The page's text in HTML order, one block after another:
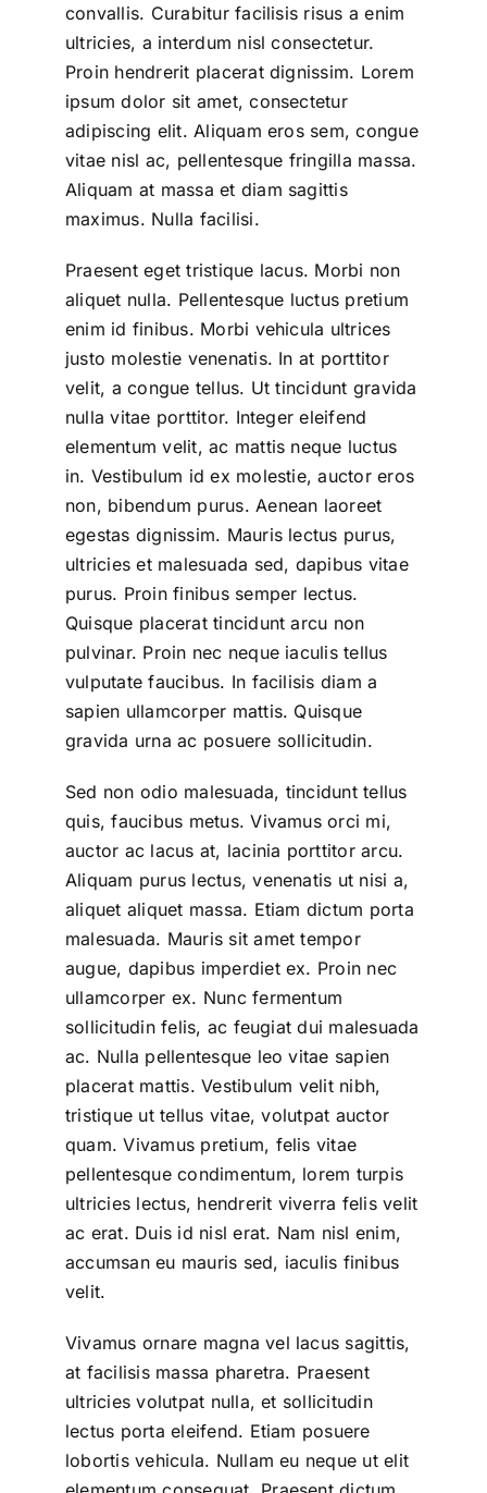
convallis. Curabitur facilisis risus a enim
ultricies, a interdum nisl consectetur.
Proin hendrerit placerat dignissim. Lorem
ipsum dolor sit amet, consectetur
adipiscing elit. Aliquam eros sem, congue
vitae nisl ac, pellentesque fringilla massa.
Aliquam at massa et diam sagittis
maximus. Nulla facilisi.
Praesent eget tristique lacus. Morbi non
aliquet nulla. Pellentesque luctus pretium
enim id finibus. Morbi vehicula ultrices
justo molestie venenatis. In at porttitor
velit, a congue tellus. Ut tincidunt gravida
nulla vitae porttitor. Integer eleifend
elementum velit, ac mattis neque luctus
in. Vestibulum id ex molestie, auctor eros
non, bibendum purus. Aenean laoreet
egestas dignissim. Mauris lectus purus,
ultricies et malesuada sed, dapibus vitae
purus. Proin finibus semper lectus.
Quisque placerat tincidunt arcu non
pulvinar. Proin nec neque iaculis tellus
vulputate faucibus. In facilisis diam a
sapien ullamcorper mattis. Quisque
gravida urna ac posuere sollicitudin.
Sed non odio malesuada, tincidunt tellus
quis, faucibus metus. Vivamus orci mi,
auctor ac lacus at, lacinia porttitor arcu.
Aliquam purus lectus, venenatis ut nisi a,
aliquet aliquet massa. Etiam dictum porta
malesuada. Mauris sit amet tempor
augue, dapibus imperdiet ex. Proin nec
ullamcorper ex. Nunc fermentum
sollicitudin felis, ac feugiat dui malesuada
ac. Nulla pellentesque leo vitae sapien
placerat mattis. Vestibulum velit nibh,
tristique ut tellus vitae, volutpat auctor
quam. Vivamus pretium, felis vitae
pellentesque condimentum, lorem turpis
ultricies lectus, hendrerit viverra felis velit
ac erat. Duis id nisl erat. Nam nisl enim,
accumsan eu mauris sed, iaculis finibus
velit.
Vivamus ornare magna vel lacus sagittis,
at facilisis massa pharetra. Praesent
ultricies volutpat nulla, et sollicitudin
lectus porta eleifend. Etiam posuere
lobortis vehicula. Nullam eu neque ut elit